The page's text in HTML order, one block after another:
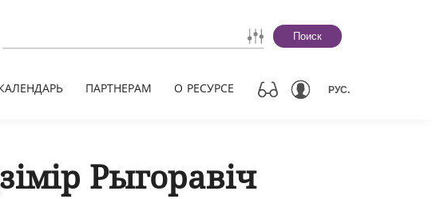
Поиск
ПАРТНЕРАМ О РЕСУРСЕ РУС.
Рыгоравіч